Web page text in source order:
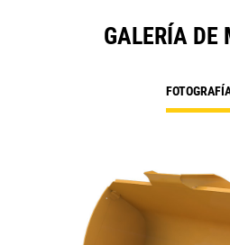
GALERÍA DE